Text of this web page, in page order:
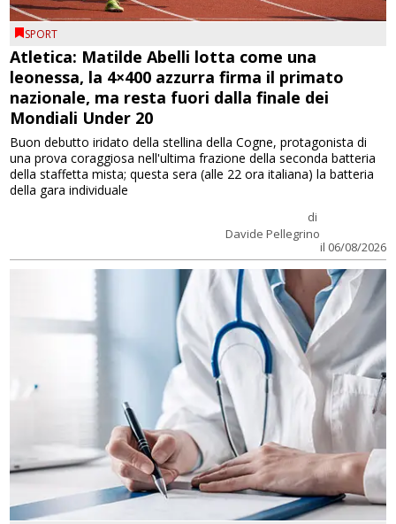
SPORT
Atletica: Matilde Abelli lotta come una
leonessa, la 4×400 azzurra firma il primato
nazionale, ma resta fuori dalla finale dei
Mondiali Under 20
di
Davide Pellegrino
il 06/08/2026
Buon debutto iridato della stellina della Cogne, protagonista di
una prova coraggiosa nell'ultima frazione della seconda batteria
della staffetta mista; questa sera (alle 22 ora italiana) la batteria
della gara individuale